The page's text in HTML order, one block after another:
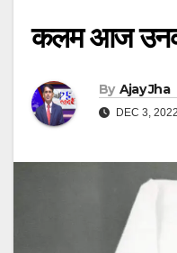
कलम आज
By Ajay Jha
DEC 3, 2022